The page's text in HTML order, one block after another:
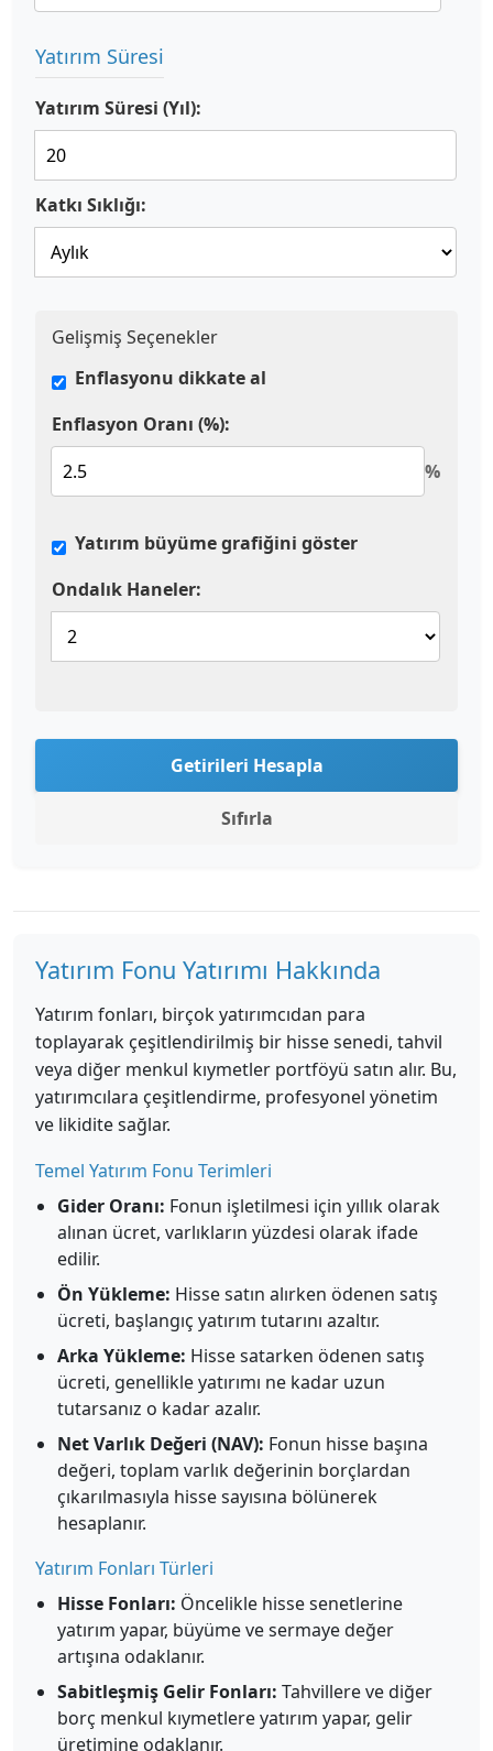
Yatırım Süresi
Yatırım Süresi (Yıl):
Katkı Sıklığı:
Gelişmiş Seçenekler
Enflasyonu dikkate al
Enflasyon Oranı (%):
%
Yatırım büyüme grafiğini göster
Ondalık Haneler:
Getirileri Hesapla
Sıfırla
Yatırım Fonu Yatırımı Hakkında
Yatırım fonları, birçok yatırımcıdan para
toplayarak çeşitlendirilmiş bir hisse senedi, tahvil
veya diğer menkul kıymetler portföyü satın alır. Bu,
yatırımcılara çeşitlendirme, profesyonel yönetim
ve likidite sağlar.
Temel Yatırım Fonu Terimleri
Gider Oranı: Fonun işletilmesi için yıllık olarak
alınan ücret, varlıkların yüzdesi olarak ifade
edilir.
Ön Yükleme: Hisse satın alırken ödenen satış
ücreti, başlangıç yatırım tutarını azaltır.
Arka Yükleme: Hisse satarken ödenen satış
ücreti, genellikle yatırımı ne kadar uzun
tutarsanız o kadar azalır.
Net Varlık Değeri (NAV): Fonun hisse başına
değeri, toplam varlık değerinin borçlardan
çıkarılmasıyla hisse sayısına bölünerek
hesaplanır.
Yatırım Fonları Türleri
Hisse Fonları: Öncelikle hisse senetlerine
yatırım yapar, büyüme ve sermaye değer
artışına odaklanır.
Sabitleşmiş Gelir Fonları: Tahvillere ve diğer
borç menkul kıymetlere yatırım yapar, gelir
üretimine odaklanır.